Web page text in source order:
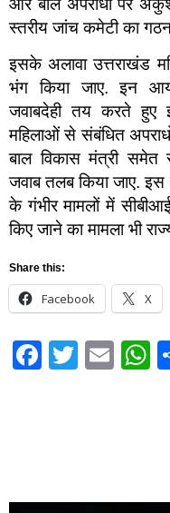
स्तरीय जांच कमेटी का
इसके अलावा उत्तराखंड
भंग किया जाए. इन
जवाबदेही तय करते हुए
महिलाओं से संबंधित
बाल विकास मंत्री समेत
जवाब तलब किया जाए. इस
के गंभीर मामलों में
किए जाने का मामला भी
Share this:
Facebook X
Facebook
Twitter